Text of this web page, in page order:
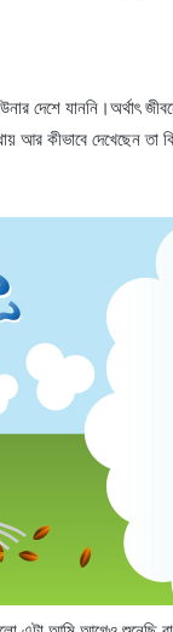
যাননি।অর্থাৎ
কীভাবে দেখেছেন